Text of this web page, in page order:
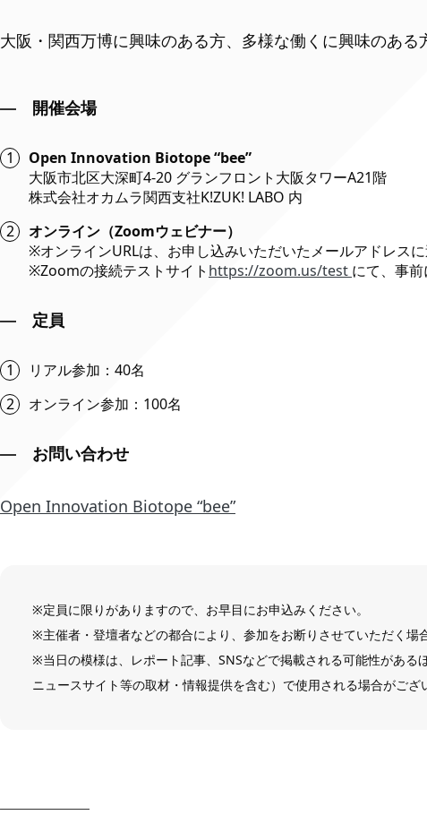
大阪・関西万博に興味のある方、多様な働くに興味のある
開催会場
Open Innovation Biotope “bee”
大阪市北区大深町4-20 グランフロント大阪タワーA21階
株式会社オカムラ関西支社K!ZUK! LABO 内
オンライン（Zoomウェビナー）
※オンラインURLは、お申し込みいただいたメールアドレスに
※Zoomの接続テストサイト https://zoom.us/test にて、事前
定員
リアル参加：40名
オンライン参加：100名
お問い合わせ
Open Innovation Biotope “bee”
※定員に限りがありますので、お早目にお申込みください。
※主催者・登壇者などの都合により、参加をお断りさせていただく場
※当日の模様は、レポート記事、SNSなどで掲載される可能性がある
ニュースサイト等の取材・情報提供を含む）で使用される場合がござ